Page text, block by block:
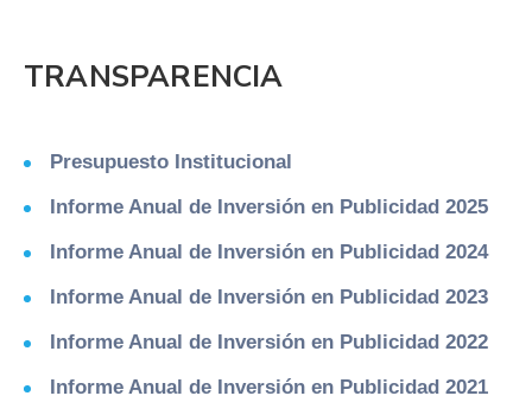
TRANSPARENCIA
Presupuesto Institucional
Informe Anual de Inversión en Publicidad 2025
Informe Anual de Inversión en Publicidad 2024
Informe Anual de Inversión en Publicidad 2023
Informe Anual de Inversión en Publicidad 2022
Informe Anual de Inversión en Publicidad 2021